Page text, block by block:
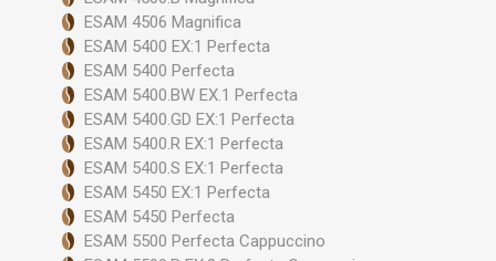
ESAM 4506 Magnifica
ESAM 5400 EX:1 Perfecta
ESAM 5400 Perfecta
ESAM 5400.BW EX.1 Perfecta
ESAM 5400.GD EX:1 Perfecta
ESAM 5400.R EX:1 Perfecta
ESAM 5400.S EX:1 Perfecta
ESAM 5450 EX:1 Perfecta
ESAM 5450 Perfecta
ESAM 5500 Perfecta Cappuccino